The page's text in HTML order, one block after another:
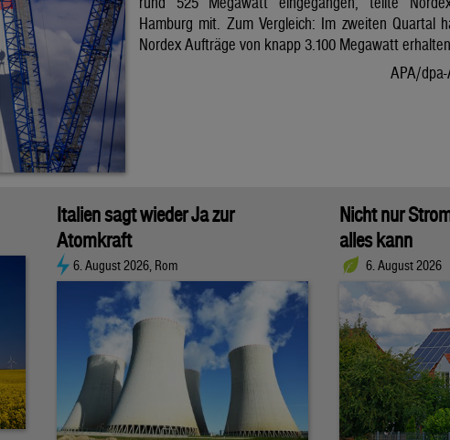
Hamburg mit. Zum Vergleich: Im zweiten Quartal
Nordex Aufträge von knapp 3.100 Megawatt erhalten.
APA/
Italien sagt wieder Ja zur
Atomkraft
6. August 2026, Rom
Nicht nur
alles kann
6. August 2026